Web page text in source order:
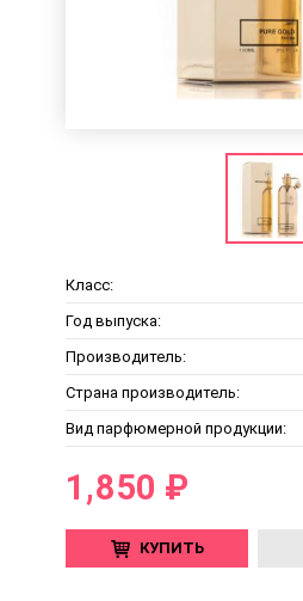
Класс:
Год выпуска:
Производитель:
Страна производитель:
Вид парфюмерной продукции:
1,850 ₽
КУПИТЬ